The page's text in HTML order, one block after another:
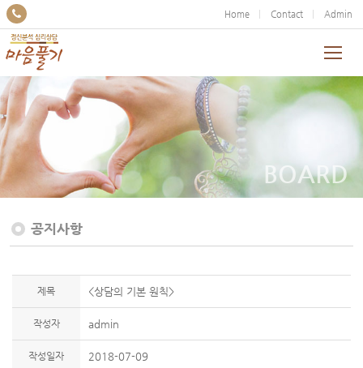
Home Contact Admin
BOARD
공지사항
제목 <상담의 기본 원칙>
작성자 admin
작성일자 2018-07-09